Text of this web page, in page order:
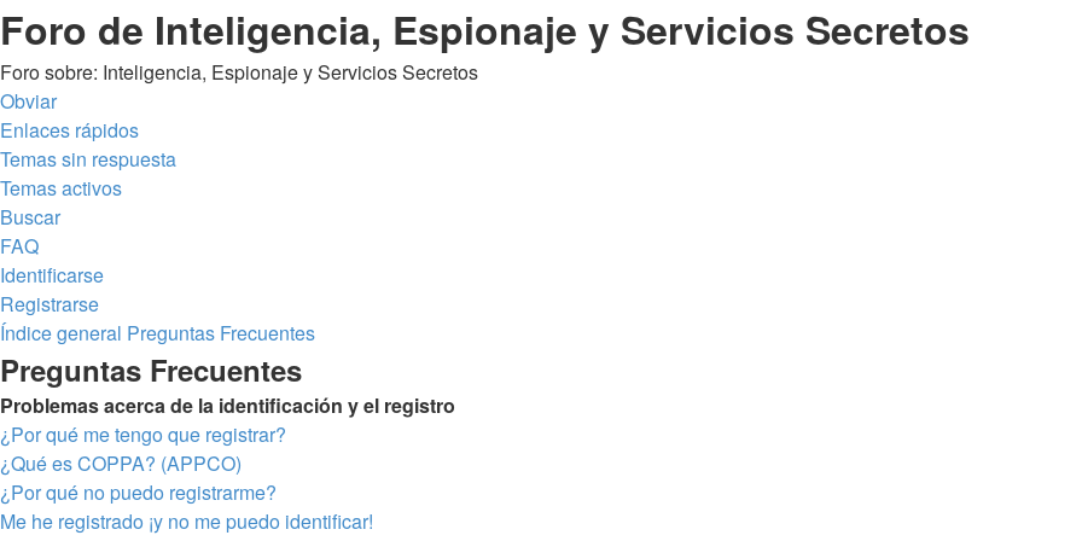
Foro de Inteligencia, Espionaje y Servicios Secretos
Foro sobre: Inteligencia, Espionaje y Servicios Secretos
Obviar
Enlaces rápidos
Temas sin respuesta
Temas activos
Buscar
FAQ
Identificarse
Registrarse
Índice general Preguntas Frecuentes
Preguntas Frecuentes
Problemas acerca de la identificación y el registro
¿Por qué me tengo que registrar?
¿Qué es COPPA? (APPCO)
¿Por qué no puedo registrarme?
Me he registrado ¡y no me puedo identificar!